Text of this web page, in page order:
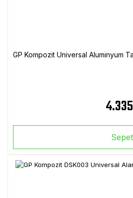
GP Kompozit Universal Aluminyum